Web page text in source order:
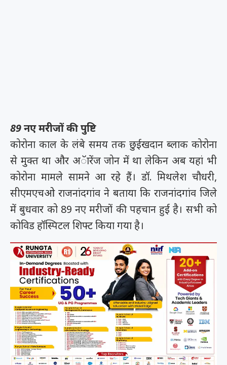
89 नए मरीजों की पुष्टि
कोरोना काल के लंबे समय तक छुईखदान ब्लाक कोरोना
से मुक्त था और अॅारेंज जोन में था लेकिन अब यहां भी
कोरोना मामले सामने आ रहे हैं। डॉ. मिथलेश चौधरी,
सीएमएचओ राजनांदगांव ने बताया कि राजनांदगांव जिले
में बुधवार को 89 नए मरीजों की पहचान हुई है। सभी को
कोविड हॉस्पिटल शिफ्ट किया गया है।